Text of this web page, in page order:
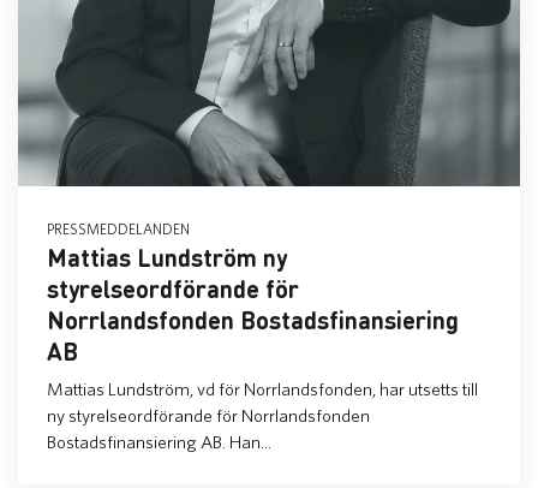
PRESSMEDDELANDEN
Mattias Lundström ny
styrelseordförande för
Norrlandsfonden Bostadsfinansiering
AB
Mattias Lundström, vd för Norrlandsfonden, har utsetts till
ny styrelseordförande för Norrlandsfonden
Bostadsfinansiering AB. Han...